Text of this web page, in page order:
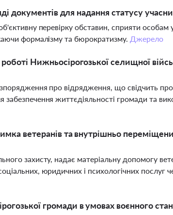
документів для надання статусу
перевірку обставин, сприяти особам
формалізму та бюрократизму. Джерело
Нижньосірогозької селищної
про відрядження, що свідчить
забезпечення життєдіяльності громади та
ветеранів та внутрішньо
захисту, надає матеріальну допомогу
юридичних і психологічних послуг
громади в умовах воєнного